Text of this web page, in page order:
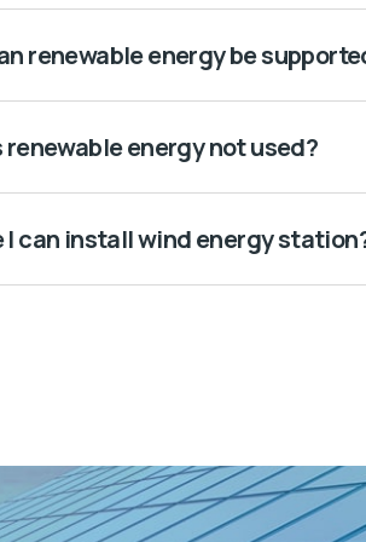
renewable energy be
renewable energy not used?
I can install wind energy